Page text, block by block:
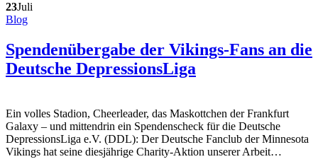
23Juli
Blog
Spendenübergabe der Vikings-Fans an die
Deutsche DepressionsLiga
Ein volles Stadion, Cheerleader, das Maskottchen der Frankfurt
Galaxy – und mittendrin ein Spendenscheck für die Deutsche
DepressionsLiga e.V. (DDL): Der Deutsche Fanclub der Minnesota
Vikings hat seine diesjährige Charity-Aktion unserer Arbeit…